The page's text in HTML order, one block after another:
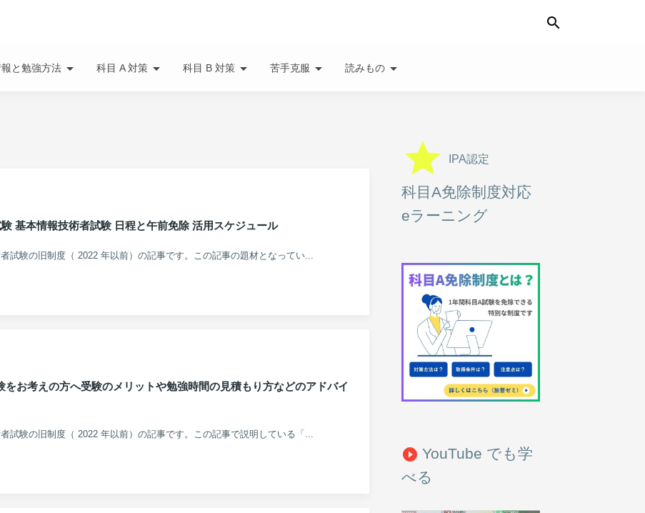
search
と勉強方法arrow_drop_down 科目 A 対策arrow_drop_down 科目 B 対策arrow_drop_down 苦手克服arrow_drop_down 読みものarrow_drop_down
基本情報技術者試験 日程と午前免除 活用スケジュール
試験の旧制度（ 2022 年以前）の記事です。この記事の題材となってい...
をお考えの方へ受験のメリットや勉強時間の見積もり方などのアドバイ
試験の旧制度（ 2022 年以前）の記事です。この記事で説明している「...
grade IPA認定
科目A免除制度対応
eラーニング
play_circle_filled YouTube でも学
べる